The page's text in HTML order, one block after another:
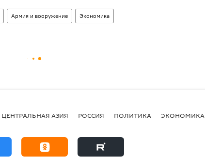
Армия и вооружение Экономика
ЦЕНТРАЛЬНАЯ АЗИЯ РОССИЯ ПОЛИТИКА ЭКОНОМИКА